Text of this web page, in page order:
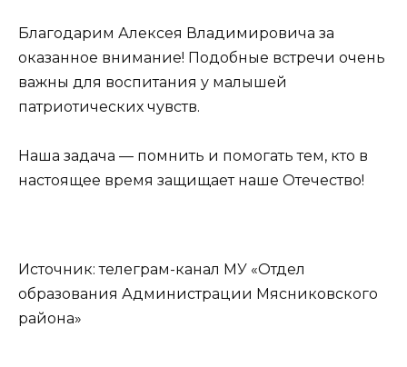
Благодарим Алексея Владимировича за
оказанное внимание! Подобные встречи очень
важны для воспитания у малышей
патриотических чувств.
Наша задача — помнить и помогать тем, кто в
настоящее время защищает наше Отечество!
Источник: телеграм-канал МУ «Отдел
образования Администрации Мясниковского
района»